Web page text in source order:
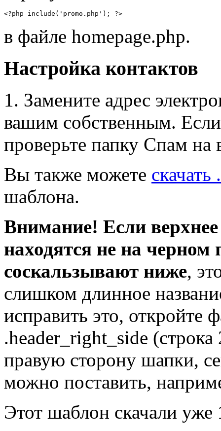
<?php include('promo.php'); ?>
в файле homepage.php.
Настройка контактов
1. Замените адрес
вашим собственным. Если
проверьте папку Спам на
Вы также можете
шаблона.
Внимание! Если
находятся не на черном
соскальзывают ниже,
слишком длинное
исправить это, откройте
.header_right_side
правую сторону шапки,
можно поставить,
Этот шаблон скачали уже